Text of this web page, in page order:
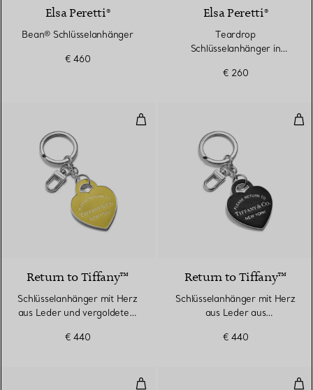
Elsa Peretti®
Bean® Schlüsselanhänger
€ 460
Elsa Peretti®
Teardrop
Schlüsselanhänger in
€ 260
Schlüsselanhänger mit Herz
Return to Tiffany™
Schlüsselanhänger mit Herz
aus Leder und vergoldetem
€ 440
Return to Tiffany™
Schlüsselanhänger mit Herz
aus Leder aus
Messing
€ 440
Schlüsselanhänger mit Herz